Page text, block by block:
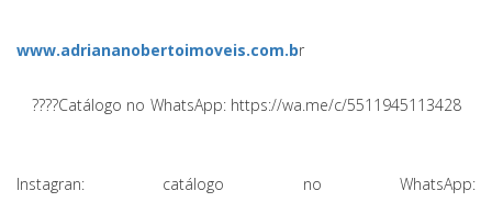
www.adriananobertoimoveis.com.br
????Catálogo no WhatsApp: https://wa.me/c/5511945113428
Instagran: catálogo no WhatsApp: